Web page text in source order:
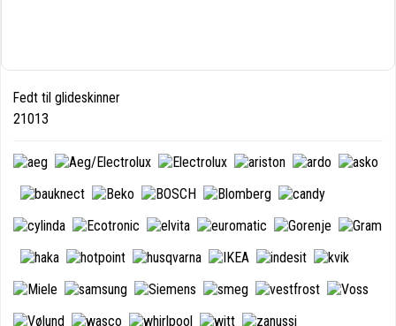
Fedt til glideskinner
21013